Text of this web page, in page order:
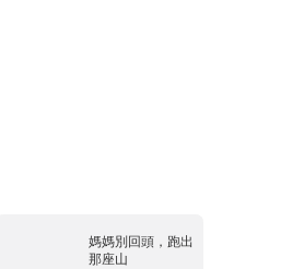
媽媽別回頭，跑出
那座山